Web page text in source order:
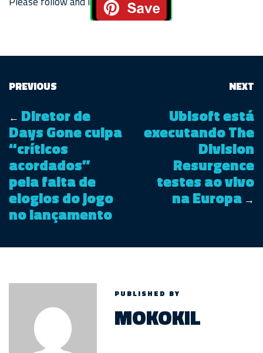
PREVIOUS
← Diretor de
Days Gone culpa
“críticos
acordados”
pela falta de
elogios do jogo
no lançamento
NEXT
Ubisoft está
executando The
Division
Resurgence
testes ao vivo
na Europa →
PUBLISHED BY
MOKOKIL